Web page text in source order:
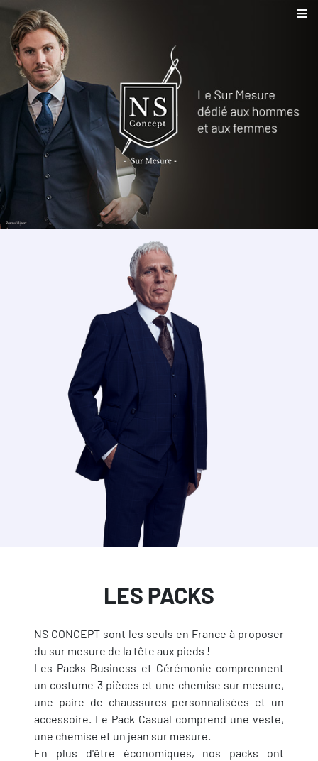
LES PACKS
NS CONCEPT sont les seuls en France à proposer
du sur mesure de la tête aux pieds !
Les Packs Business et Cérémonie comprennent
un costume 3 pièces et une chemise sur mesure,
une paire de chaussures personnalisées et un
accessoire. Le Pack Casual comprend une veste,
une chemise et un jean sur mesure.
En plus d'être économiques, nos packs ont